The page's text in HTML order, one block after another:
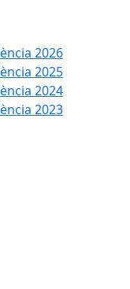
2026
2025
2024
2023